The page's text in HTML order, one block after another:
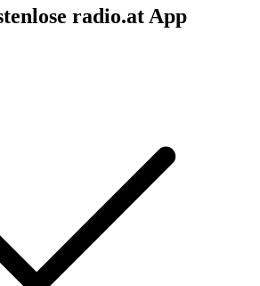
radio.at App